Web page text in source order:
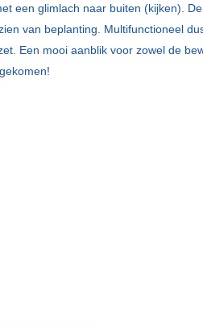
een glimlach naar buiten (kijken).
van beplanting. Multifunctioneel
Een mooi aanblik voor zowel de